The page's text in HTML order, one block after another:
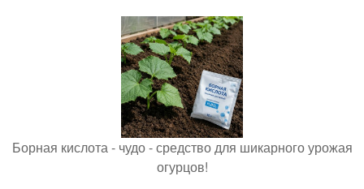
Борная кислота - чудо - средство для шикарного урожая
огурцов!